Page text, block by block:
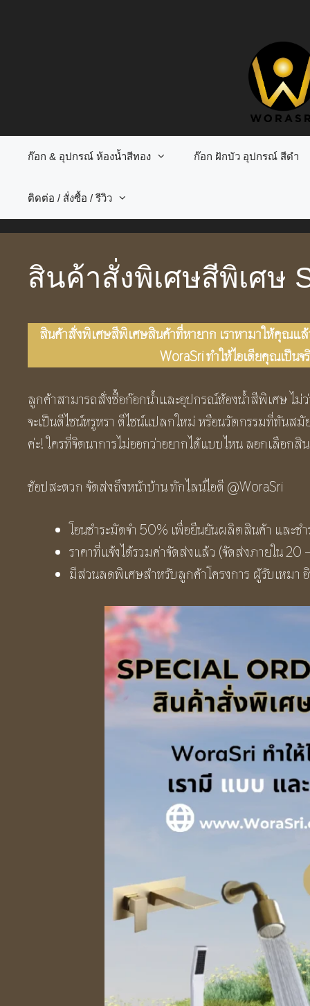
ก๊อก & อุปกรณ์ ห้องน้ำสีทอง ก๊อก ฝักบัว อุปกรณ์ สีดำ
ติดต่อ / สั่งซื้อ / รีวิว
สินค้าสั่งพิเศษสีพิเศษ
สินค้าสั่งพิเศษสีพิเศษสินค้าที่หายาก เราหามาให้คุณ
WoraSri ทำให้ไอเดียคุณเป็น
ลูกค้าสามารถสั่งซื้อก๊อกน้ำและอุปกรณ์ห้องน้ำสีพิเศษ ไม่
จะเป็นดีไซน์หรูหรา ดีไซน์แปลกใหม่ หรือนวัตกรรมที่ทันส
ค่ะ! ใครที่จิตนาการไม่ออกว่าอยากได้แบบไหน ลอกเลือก
ช้อปสะดวก จัดส่งถึงหน้าบ้าน ทักไลน์ไอดี @WoraSri
โอนชำระมัดจำ 50% เพื่อยืนยันผลิตสินค้า และช
ราคาที่แจ้งได้รวมค่าจัดส่งแล้ว (จัดส่งภายใน 20
มีส่วนลดพิเศษสำหรับลูกค้าโครงการ ผู้รับเหมา